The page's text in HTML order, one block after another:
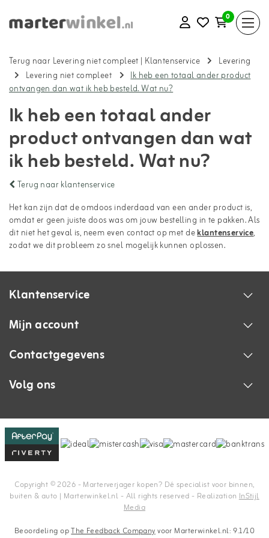
0
Terug naar Levering niet compleet | Klantenservice
Levering
Levering niet compleet
Ik heb een totaal ander product
ontvangen dan wat ik heb besteld. Wat nu?
Ik heb een totaal ander
product ontvangen dan wat
ik heb besteld. Wat nu?
Terug naar klantenservice
Het kan zijn dat de omdoos inderdaad van een ander product is,
omdat er geen juiste doos was om jouw bestelling in te pakken. Als
dit niet het geval is, neem even contact op met deklantenservice,
zodat we dit probleem zo snel mogelijk kunnen oplossen.
Klantenservice
Mijn account
Contactgegevens
Volg ons
Copyright © 2026 - Marterverjager kopen? Dé specialist voor binnen,
buiten & auto | Marterwinkel.nl - All rights reserved - Realization InStijl
Media
Beoordeling opThe Feedback Companyvoor Marterwinkel.nl: 9.1/10